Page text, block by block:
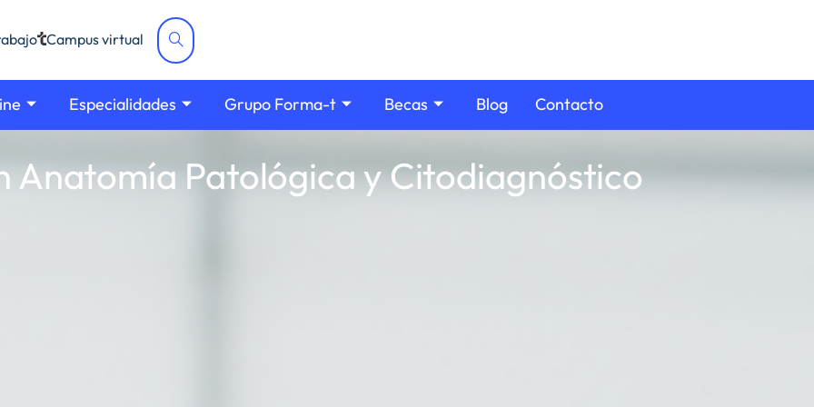
Campus virtual
Especialidades Grupo Forma-t Becas Blog Contacto
Anatomía Patológica y Citodiagnóstico